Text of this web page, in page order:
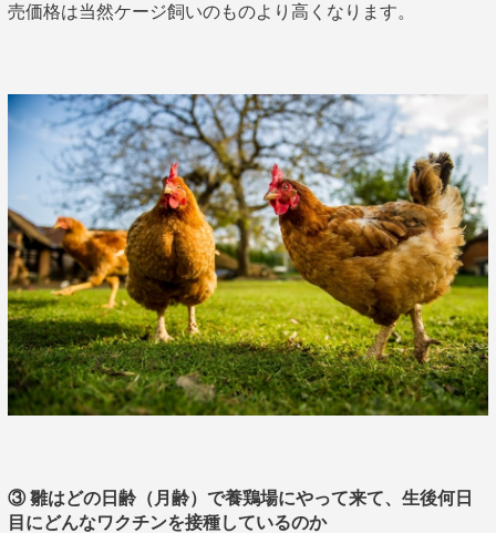
売価格は当然ケージ飼いのものより高くなります。
③ 雛はどの日齢（月齢）で養鶏場にやって来て、生後何日
目にどんなワクチンを接種しているのか